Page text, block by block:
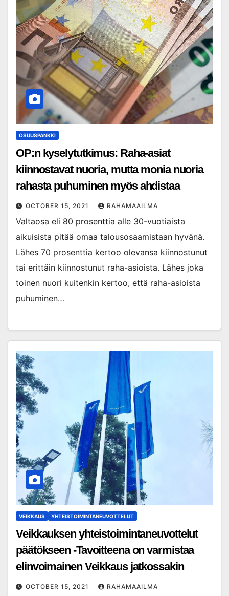
OSUUSPANKKI
OP:n kyselytutkimus: Raha-asiat
kiinnostavat nuoria, mutta monia nuoria
rahasta puhuminen myös ahdistaa
OCTOBER 15, 2021 RAHAMAAILMA
Valtaosa eli 80 prosenttia alle 30-vuotiaista
aikuisista pitää omaa talousosaamistaan hyvänä.
Lähes 70 prosenttia kertoo olevansa kiinnostunut
tai erittäin kiinnostunut raha-asioista. Lähes joka
toinen nuori kuitenkin kertoo, että raha-asioista
puhuminen…
VEIKKAUS YHTEISTOIMINTANEUVOTTELUT
Veikkauksen yhteistoimintaneuvottelut
päätökseen -Tavoitteena on varmistaa
elinvoimainen Veikkaus jatkossakin
OCTOBER 15, 2021 RAHAMAAILMA